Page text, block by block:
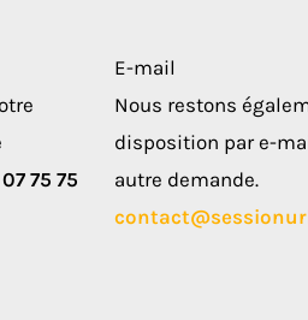
07 75 75
E-mail
Nous restons
disposition par e-
autre demande.